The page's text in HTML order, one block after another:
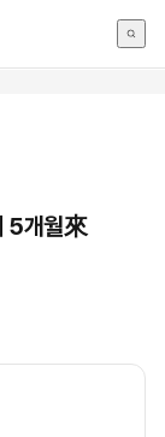
5개월來